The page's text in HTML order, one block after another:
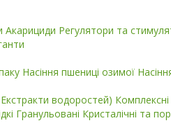
Акарициди Регулятори та
Насіння пшениці озимої
водоростей) Комплексні
Гранульовані Кристалічні та